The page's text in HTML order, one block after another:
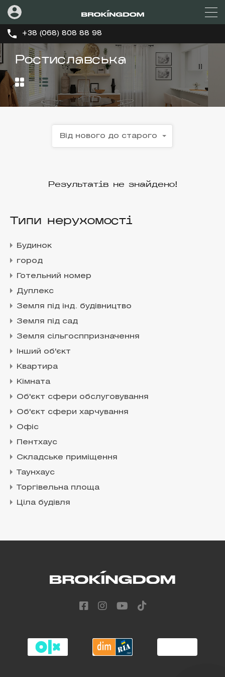
+38 (068) 808 88 98
Ростиславська
Від нового до старого
Результатів не знайдено!
Типи нерухомості
Будинок
город
Готельний номер
Дуплекс
Земля під інд. будівництво
Земля під сад
Земля сільгосппризначення
Інший об'єкт
Квартира
Кімната
Об'єкт сфери обслуговування
Об'єкт сфери харчування
Офіс
Пентхаус
Складське приміщення
Таунхаус
Торгівельна площа
Ціла будівля